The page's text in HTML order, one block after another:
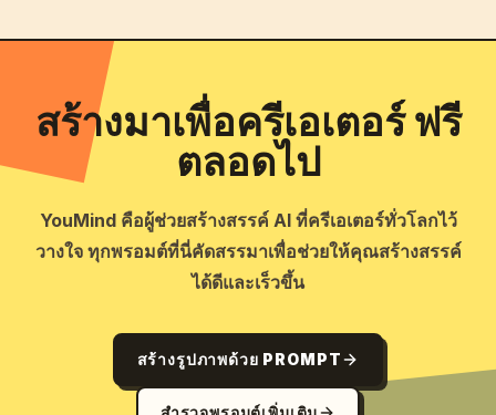
สร้างมาเพื่อครีเอเตอร์ ฟรี
ตลอดไป
YouMind คือผู้ช่วยสร้างสรรค์ AI ที่ครีเอเตอร์ทั่วโลกไว้
วางใจ ทุกพรอมต์ที่นี่คัดสรรมาเพื่อช่วยให้คุณสร้างสรรค์
ได้ดีและเร็วขึ้น
สร้างรูปภาพด้วย PROMPT